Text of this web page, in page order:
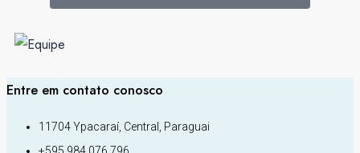
Entre em contato conosco
11704 Ypacaraí, Central, Paraguai